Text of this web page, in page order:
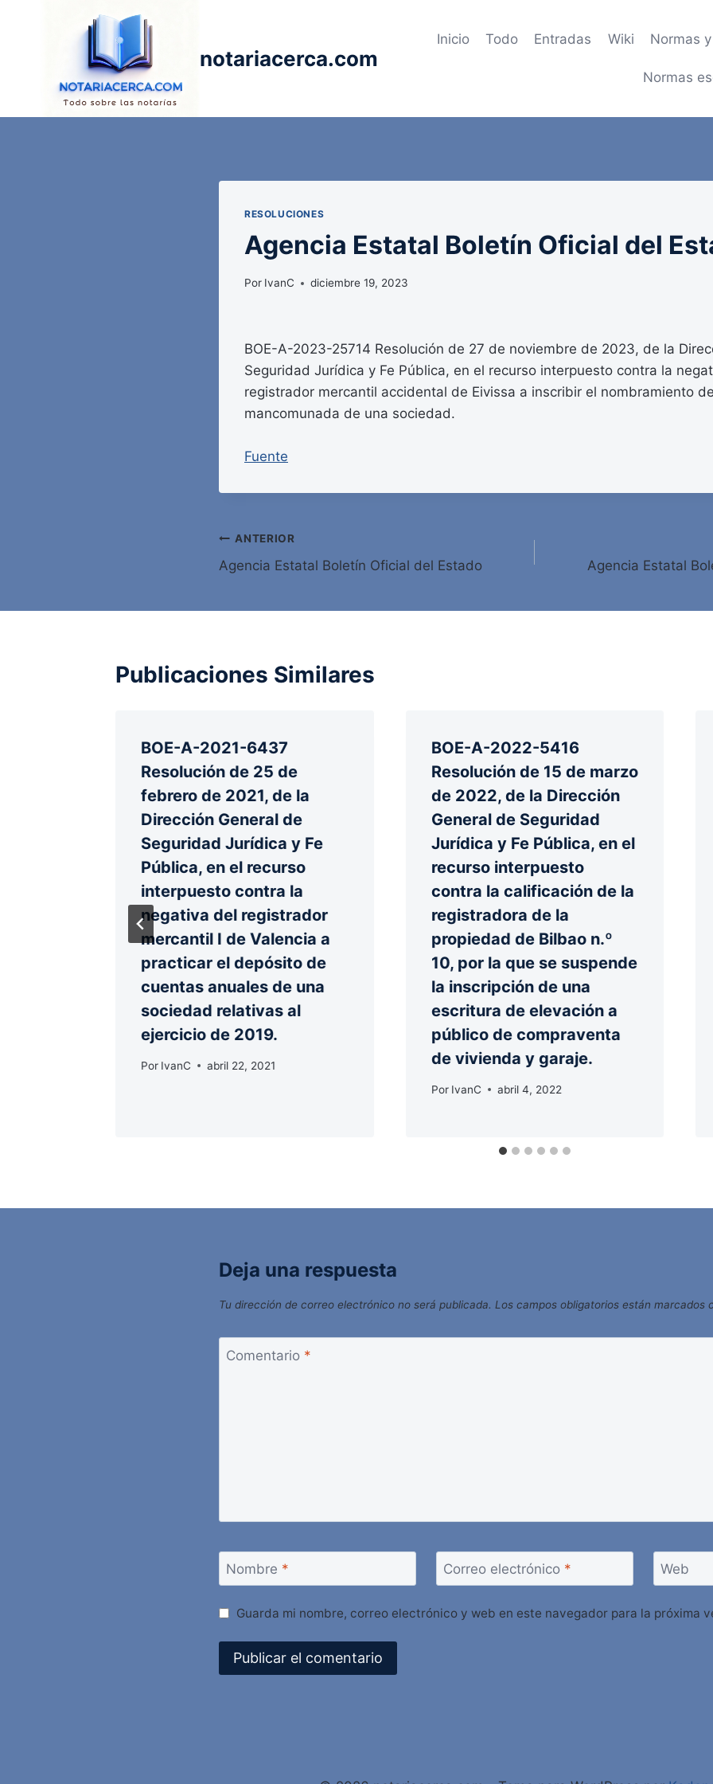
notariacerca.com
Inicio Todo Entradas Wiki Normas
Normas
RESOLUCIONES
Agencia Estatal Boletín Oficial del
Por IvanC diciembre 19, 2023
BOE-A-2023-25714 Resolución de 27 de noviembre de 2023, de la
Seguridad Jurídica y Fe Pública, en el recurso interpuesto contra la
registrador mercantil accidental de Eivissa a inscribir el nombramiento
mancomunada de una sociedad.
Fuente
Navegación
de
entradas
ANTERIOR
Agencia Estatal Boletín Oficial del Estado Agencia Estatal
Publicaciones Similares
BOE-A-2021-6437
Resolución de 25 de
febrero de 2021, de la
Dirección General de
Seguridad Jurídica y Fe
Pública, en el recurso
interpuesto contra la
negativa del registrador
mercantil I de Valencia a
practicar el depósito de
cuentas anuales de una
sociedad relativas al
ejercicio de 2019.
Por IvanC abril 22, 2021
BOE-A-2022-5416
Resolución de 15 de marzo
de 2022, de la Dirección
General de Seguridad
Jurídica y Fe Pública, en el
recurso interpuesto
contra la calificación de la
registradora de la
propiedad de Bilbao n.º
10, por la que se suspende
la inscripción de una
escritura de elevación a
público de compraventa
de vivienda y garaje.
Por IvanC abril 4, 2022
Deja una respuesta
Tu dirección de correo electrónico no será publicada. Los campos obligatorios están marcados
Comentario *
Nombre * Correo electrónico * Web
Guarda mi nombre, correo electrónico y web en este navegador para la próxima